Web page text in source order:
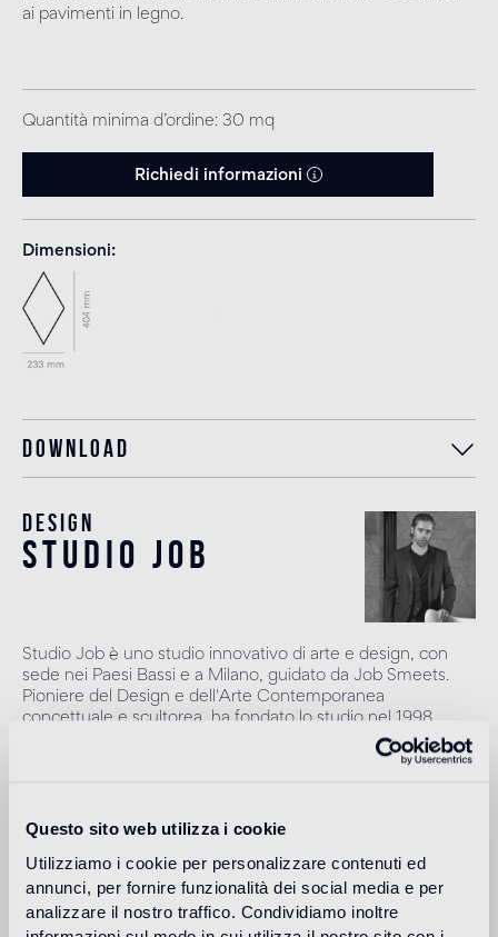
Questo sito web utilizza i cookie
Utilizziamo i cookie per personalizzare contenuti ed
annunci, per fornire funzionalità dei social media e per
analizzare il nostro traffico. Condividiamo inoltre
ai pavimenti in legno.
Quantità minima d’ordine: 30 mq
Richiedi informazioni
Dimensioni
Download
Design
studio job
Studio Job è uno studio innovativo di arte e design, con
sede nei Paesi Bassi e a Milano, guidato da Job Smeets.
Pioniere del Design e dell'Arte Contemporanea
concettuale e scultorea, ha fondato lo studio nel 1998
spinto e animato da uno spirito rinascimentale, che lo ha
portato negli anni a realizzare diversi pezzi unici, nati
quali producono opere d'arte, progetti e prodotti nei loro
dell'arte, degli interni e del design per numerosi clienti,
gallerie e marchi di alto profilo.